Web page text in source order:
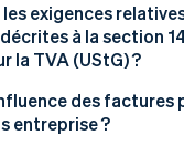
l'identité
factures
exigences
à la section
la TVA (UStG) ?
des factures
entreprise ?